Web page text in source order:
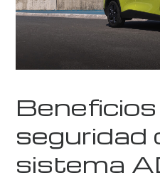
seguridad
sistema